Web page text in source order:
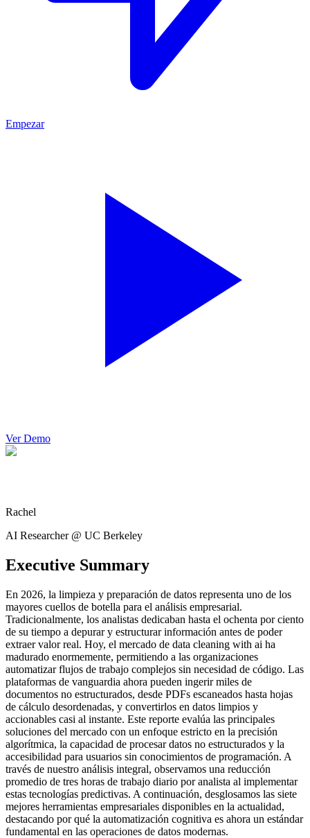
Empezar
Ver Demo
Rachel
AI Researcher @ UC Berkeley
Executive Summary
En 2026, la limpieza y preparación de datos representa uno de los
mayores cuellos de botella para el análisis empresarial.
Tradicionalmente, los analistas dedicaban hasta el ochenta por ciento
de su tiempo a depurar y estructurar información antes de poder
extraer valor real. Hoy, el mercado de data cleaning with ai ha
madurado enormemente, permitiendo a las organizaciones
automatizar flujos de trabajo complejos sin necesidad de código. Las
plataformas de vanguardia ahora pueden ingerir miles de
documentos no estructurados, desde PDFs escaneados hasta hojas
de cálculo desordenadas, y convertirlos en datos limpios y
accionables casi al instante. Este reporte evalúa las principales
soluciones del mercado con un enfoque estricto en la precisión
algorítmica, la capacidad de procesar datos no estructurados y la
accesibilidad para usuarios sin conocimientos de programación. A
través de nuestro análisis integral, observamos una reducción
promedio de tres horas de trabajo diario por analista al implementar
estas tecnologías predictivas. A continuación, desglosamos las siete
mejores herramientas empresariales disponibles en la actualidad,
destacando por qué la automatización cognitiva es ahora un estándar
fundamental en las operaciones de datos modernas.